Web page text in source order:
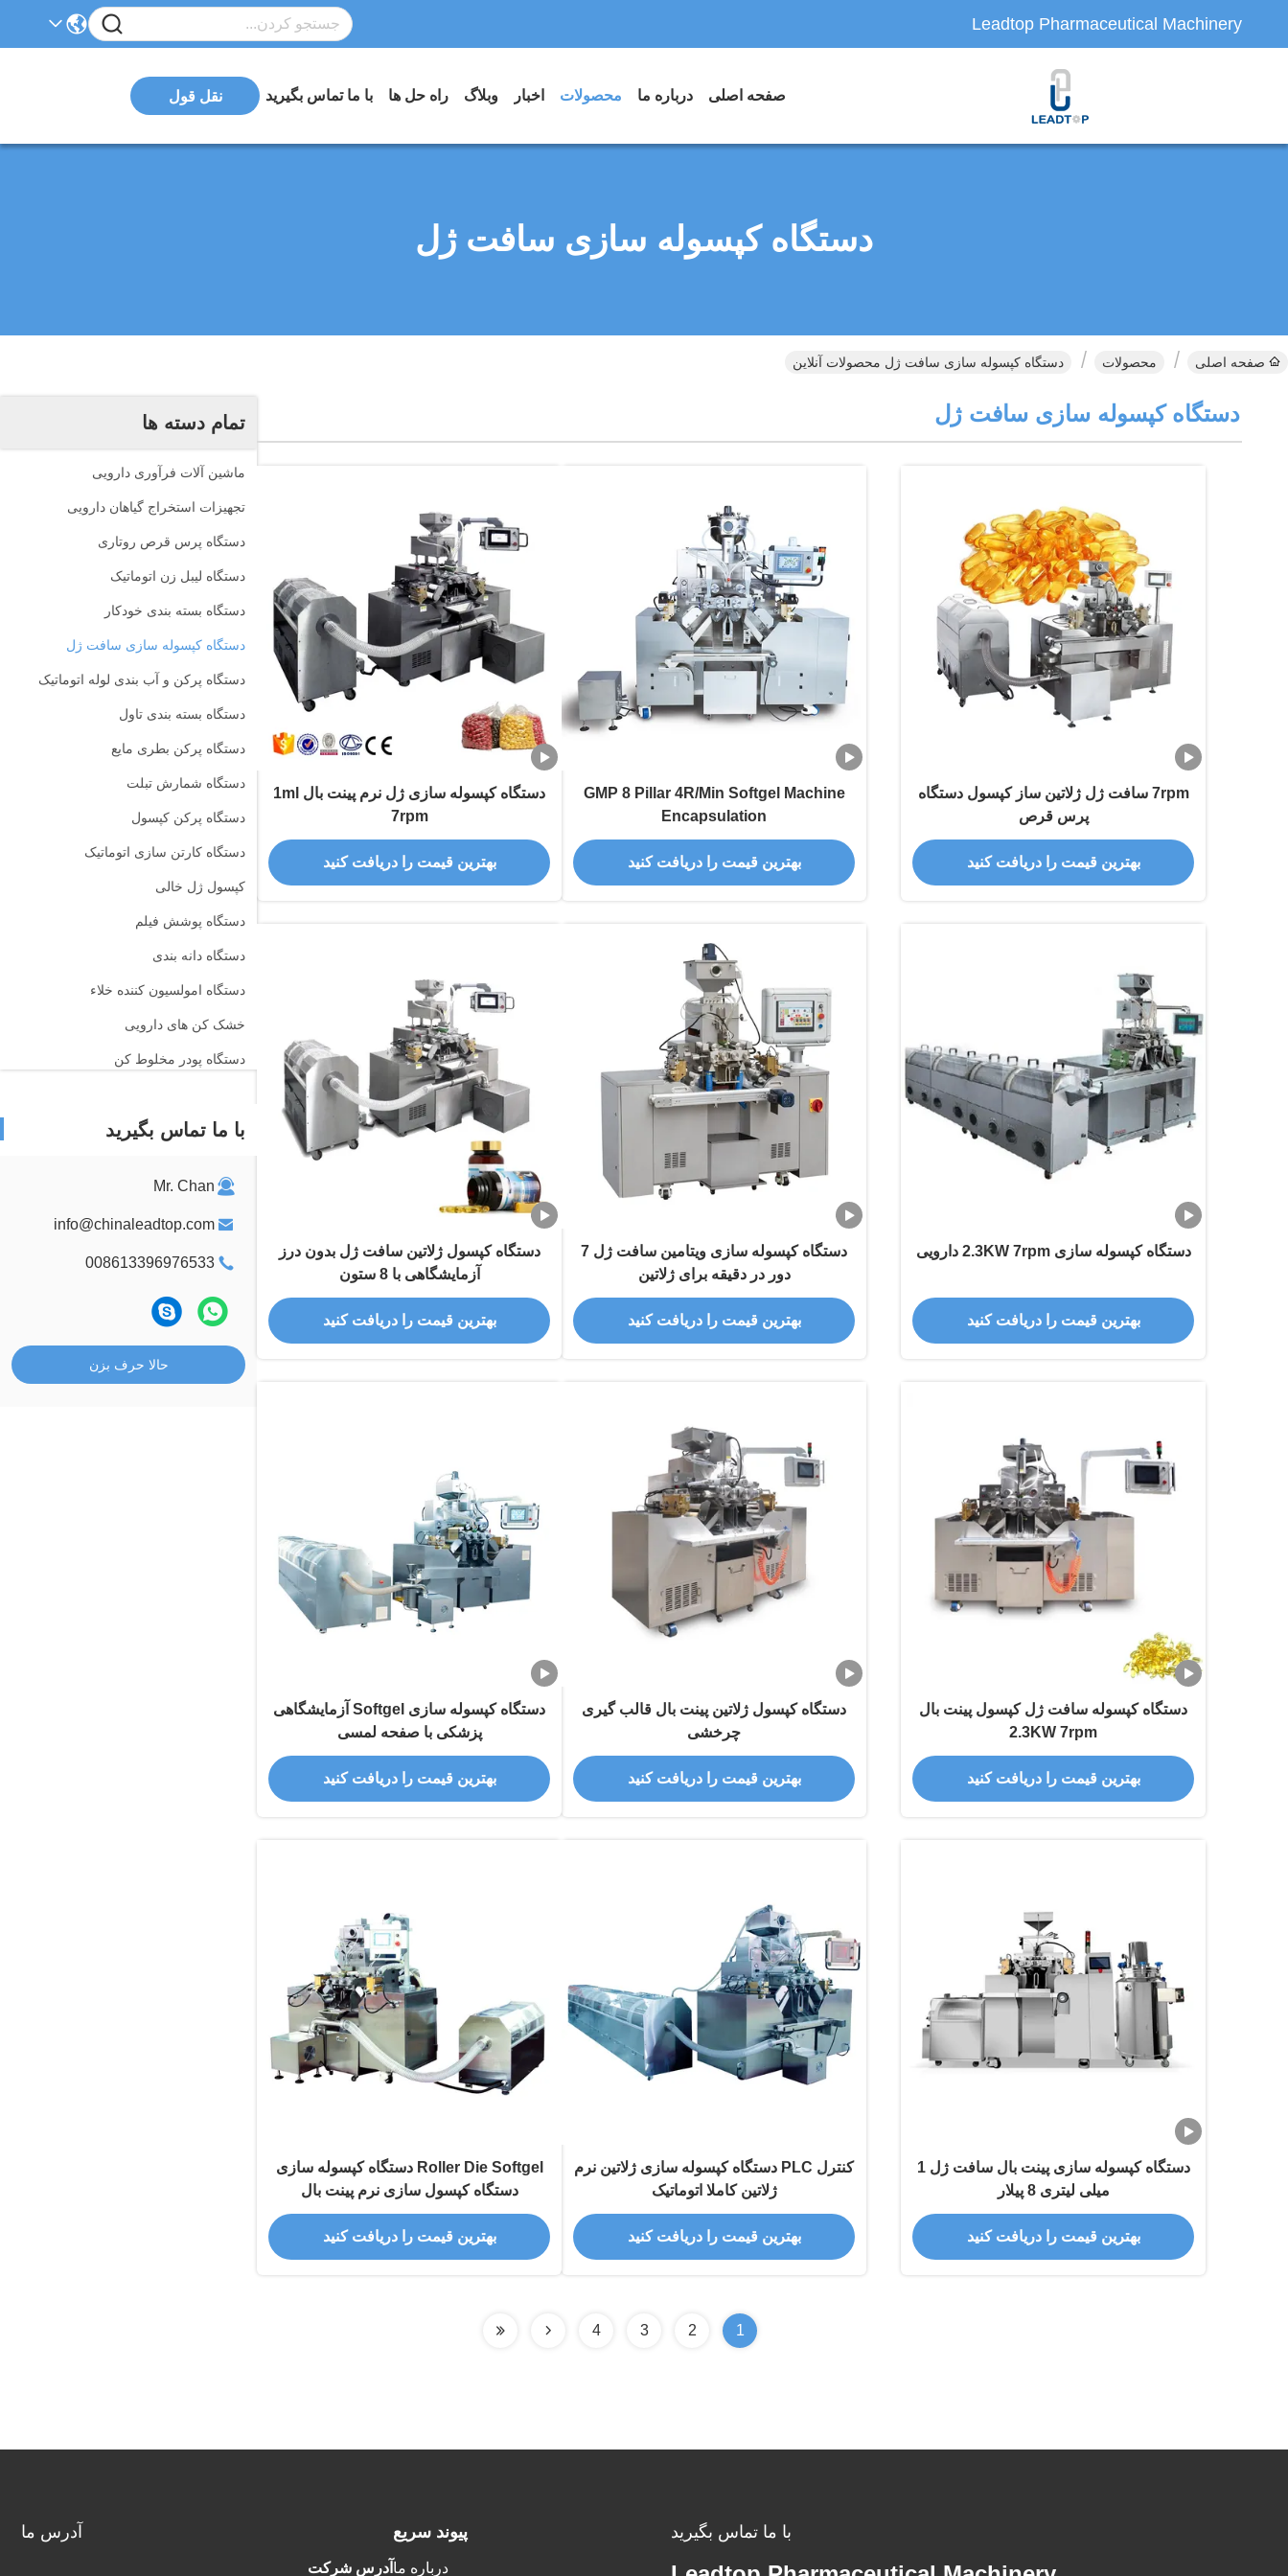
Leadtop Pharmaceutical Machinery
صفحه اصلی درباره ما محصولات اخبار وبلاگ راه حل ها با ما تماس بگیرید نقل قول
دستگاه کپسوله سازی سافت ژل
صفحه اصلی محصولات دستگاه کپسوله سازی سافت ژل محصولات آنلاین
تمام دسته ها
ماشین آلات فرآوری دارویی
تجهیزات استخراج گیاهان دارویی
دستگاه پرس قرص روتاری
دستگاه لیبل زن اتوماتیک
دستگاه بسته بندی خودکار
دستگاه کپسوله سازی سافت ژل
دستگاه پرکن و آب بندی لوله اتوماتیک
دستگاه بسته بندی تاول
دستگاه پرکن بطری مایع
دستگاه شمارش تبلت
دستگاه پرکن کپسول
دستگاه کارتن سازی اتوماتیک
کپسول ژل خالی
دستگاه پوشش فیلم
دستگاه دانه بندی
دستگاه امولسیون کننده خلاء
خشک کن های دارویی
دستگاه پودر مخلوط کن
دستگاه پر کردن سرنج
با ما تماس بگیرید
Mr. Chan
info@chinaleadtop.com
008613396976533
حالا حرف بزن
دستگاه کپسوله سازی سافت ژل
7rpm سافت ژل ژلاتین ساز کپسول دستگاه
پرس قرص
بهترین قیمت را دریافت کنید
GMP 8 Pillar 4R/Min Softgel Machine
Encapsulation
بهترین قیمت را دریافت کنید
دستگاه کپسوله سازی ژل نرم پینت بال 1ml
7rpm
بهترین قیمت را دریافت کنید
دستگاه کپسوله سازی 2.3KW 7rpm دارویی
بهترین قیمت را دریافت کنید
دستگاه کپسوله سازی ویتامین سافت ژل 7
دور در دقیقه برای ژلاتین
بهترین قیمت را دریافت کنید
دستگاه کپسول ژلاتین سافت ژل بدون درز
آزمایشگاهی با 8 ستون
بهترین قیمت را دریافت کنید
دستگاه کپسوله سافت ژل کپسول پینت بال
2.3KW 7rpm
بهترین قیمت را دریافت کنید
دستگاه کپسول ژلاتین پینت بال قالب گیری
چرخشی
بهترین قیمت را دریافت کنید
دستگاه کپسوله سازی Softgel آزمایشگاهی
پزشکی با صفحه لمسی
بهترین قیمت را دریافت کنید
دستگاه کپسوله سازی پینت بال سافت ژل 1
میلی لیتری 8 پیلار
بهترین قیمت را دریافت کنید
کنترل PLC دستگاه کپسوله سازی ژلاتین نرم
ژلاتین کاملا اتوماتیک
بهترین قیمت را دریافت کنید
Roller Die Softgel دستگاه کپسوله سازی
دستگاه کپسول سازی نرم پینت بال
بهترین قیمت را دریافت کنید
1
2
3
4
با ما تماس بگیرید پيوند سريع
درباره ما
آدرس ما
آدرس شرکت